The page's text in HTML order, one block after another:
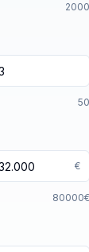
2000
50
€
80000€